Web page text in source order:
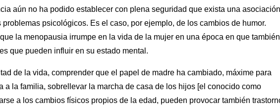
aún no ha podido establecer con plena seguridad que exista una asociación
psicológicos. Es el caso, por ejemplo, de los cambios de humor.
la menopausia irrumpe en la vida de la mujer en una época en que
que pueden influir en su estado mental.
de la vida, comprender que el papel de madre ha cambiado, máxime para
a la familia, sobrellevar la marcha de casa de los hijos [el conocido como
a los cambios físicos propios de la edad, pueden provocar también